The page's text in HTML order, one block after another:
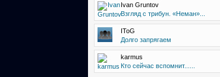
Ivan Gruntov
Взгляд с трибун. «Неман»...
IToG
Долго запрягаем
karmus
Кто сейчас вспомнит......